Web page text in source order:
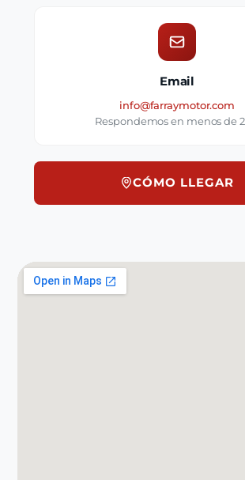
Email
info@farraymotor.com
Respondemos en menos de
CÓMO LLEGAR